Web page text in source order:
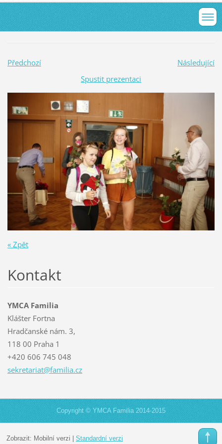
Předchozí
Následující
Spustit prezentaci
« Zpět
Kontakt
YMCA Familia
Klášter Fortna
Hradčanské nám. 3,
118 00 Praha 1
+420 606 745 048
sekretariat@familia.cz
Copyright © YMCA Familia 2014-2015
Zobrazit: Mobilní verzi | Standardní verzi